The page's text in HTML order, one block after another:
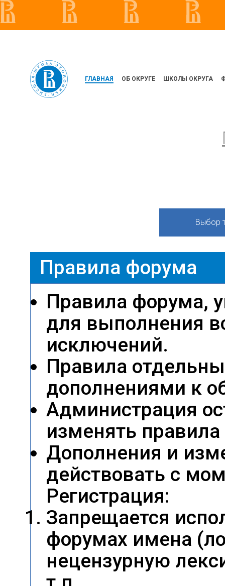
ГЛАВНАЯ ОБ ОКРУГЕ ШКОЛЫ ОКРУГА
Выбор
Правила форума
Правила форума,
для выполнения
исключений.
Правила
дополнениями к
Администрация
изменять
Дополнения и
действовать с
Регистрация:
Запрещается
форумах имена
нецензурную